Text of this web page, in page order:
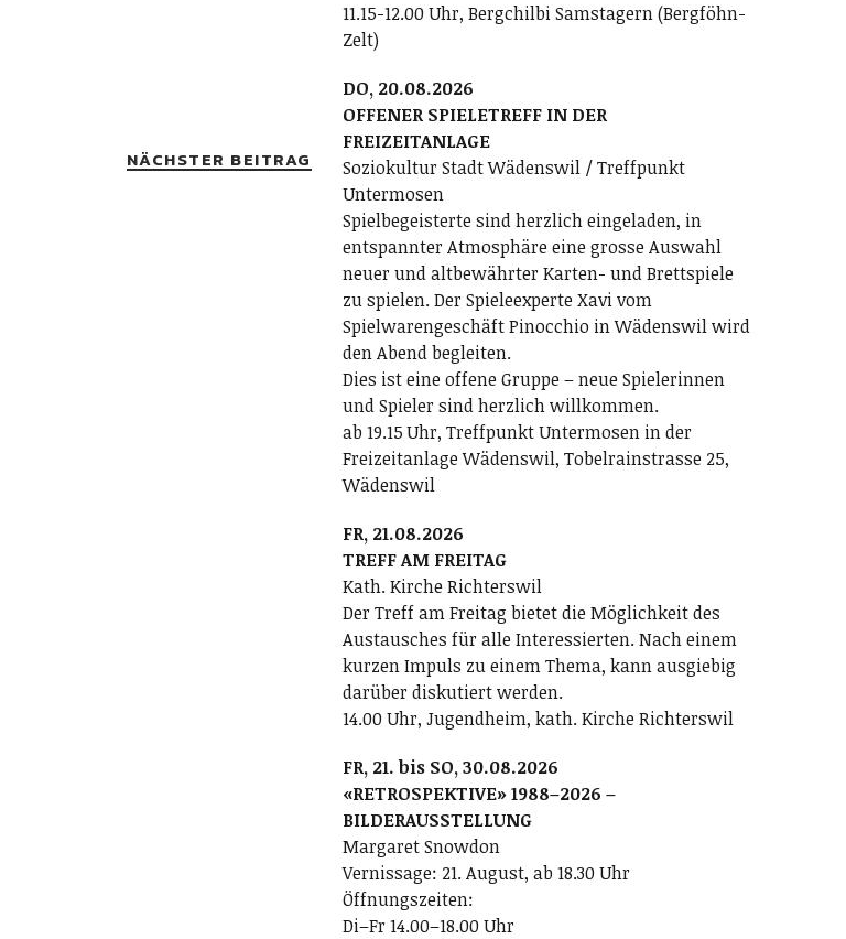
NÄCHSTER BEITRAG
11.15-12.00 Uhr, Bergchilbi Samstagern (Bergföhn-
Zelt)
DO, 20.08.2026
OFFENER SPIELETREFF IN DER
FREIZEITANLAGE
Soziokultur Stadt Wädenswil / Treffpunkt
Untermosen
Spielbegeisterte sind herzlich eingeladen, in
entspannter Atmosphäre eine grosse Auswahl
neuer und altbewährter Karten- und Brettspiele
zu spielen. Der Spieleexperte Xavi vom
Spielwarengeschäft Pinocchio in Wädenswil wird
den Abend begleiten.
Dies ist eine offene Gruppe – neue Spielerinnen
und Spieler sind herzlich willkommen.
ab 19.15 Uhr, Treffpunkt Untermosen in der
Freizeitanlage Wädenswil, Tobelrainstrasse 25,
Wädenswil
FR, 21.08.2026
TREFF AM FREITAG
Kath. Kirche Richterswil
Der Treff am Freitag bietet die Möglichkeit des
Austausches für alle Interessierten. Nach einem
kurzen Impuls zu einem Thema, kann ausgiebig
darüber diskutiert werden.
14.00 Uhr, Jugendheim, kath. Kirche Richterswil
FR, 21. bis SO, 30.08.2026
«RETROSPEKTIVE» 1988–2026 –
BILDERAUSSTELLUNG
Margaret Snowdon
Vernissage: 21. August, ab 18.30 Uhr
Öffnungszeiten:
Di–Fr 14.00–18.00 Uhr